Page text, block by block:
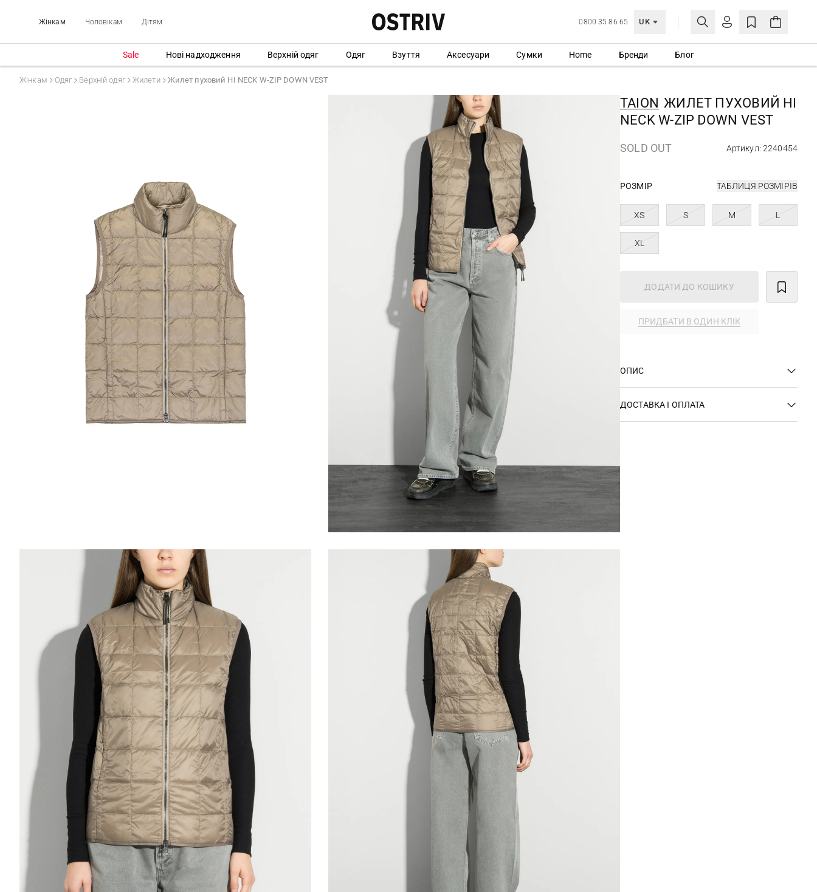
Жінкам Чоловікам Дітям 0800 35 86 65 UK
МОЯ ОБЛІКІВКА
Ще не зареєстровані?
СТВОРИТИ ОБЛІКІВКУ
Sale Нові надходження Верхній одяг Одяг Взуття Аксесуари Сумки Home Бренди Блог
Жінкам Одяг Верхній одяг Жилети Жилет пуховий HI NECK W-ZIP DOWN VEST
TAION ЖИЛЕТ ПУХОВИЙ HI
NECK W-ZIP DOWN VEST
SOLD OUT Артикул: 2240454
РОЗМІР ТАБЛИЦЯ РОЗМІРІВ
XS S M L
XL
ДОДАТИ ДО КОШИКУ
ПРИДБАТИ В ОДИН КЛІК
ОПИС
ДОСТАВКА І ОПЛАТА